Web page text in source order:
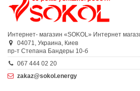
Интернет- магазин «SOKOL» Интернет
04071, Украина, Киев
пр-т Степана Бандеры 10-б
067 444 02 20
zakaz@sokol.energy